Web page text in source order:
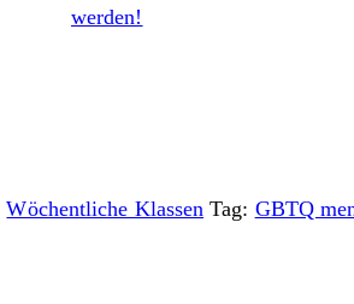
werden!
Wöchentliche Klassen Tag: GBTQ